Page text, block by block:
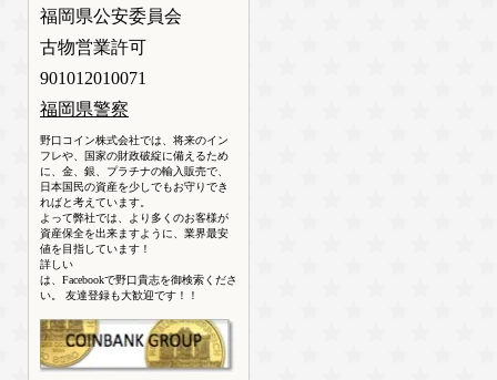
福岡県公安委員会
古物営業許可
901012010071
福岡県警察
野口コイン株式会社では、将来のイン
フレや、国家の財政破綻に備えるため
に、金、銀、プラチナの輸入販売で、
日本国民の資産を少しでもお守りでき
ればと考えています。
よって弊社では、より多くのお客様が
資産保全を出来ますように、業界最安
値を目指しています！
詳しい
は、Facebookで野口貴志を御検索くださ
い。 友達登録も大歓迎です！！